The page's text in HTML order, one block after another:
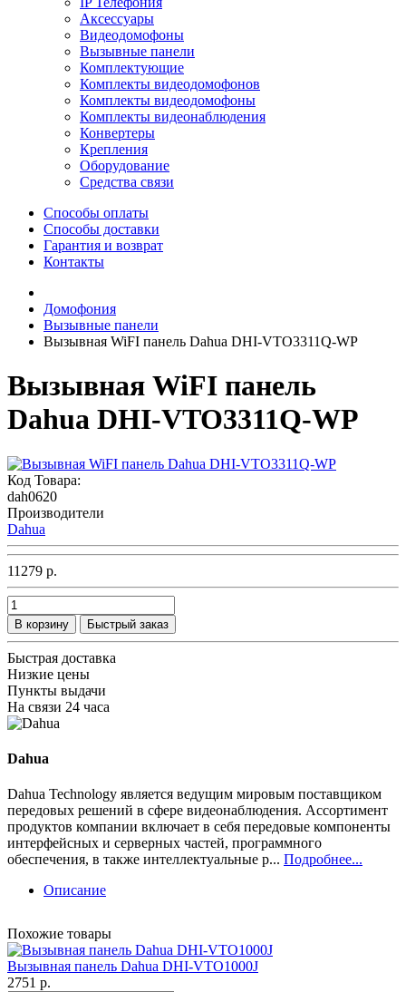
Аксессуары
Видеодомофоны
Вызывные панели
Комплектующие
Комплекты видеодомофонов
Комплекты видеодомофоны
Комплекты видеонаблюдения
Конвертеры
Крепления
Оборудование
Средства связи
Способы оплаты
Способы доставки
Гарантия и возврат
Контакты
Домофония
Вызывные панели
Вызывная WiFI панель Dahua DHI-VTO3311Q-WP
Вызывная WiFI панель
Dahua DHI-VTO3311Q-WP
Код Товара:
dah0620
Производители
Dahua
11279 р.
В корзину Быстрый заказ
Быстрая доставка
Низкие цены
Пункты выдачи
На связи 24 часа
Dahua
Dahua Technology является ведущим мировым поставщиком
передовых решений в сфере видеонаблюдения. Ассортимент
продуктов компании включает в себя передовые компоненты
интерфейсных и серверных частей, программного
обеспечения, в также интеллектуальные р... Подробнее...
Описание
Похожие товары
Вызывная панель Dahua DHI-VTO1000J
2751 р.